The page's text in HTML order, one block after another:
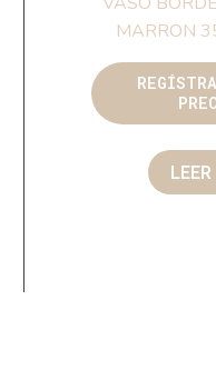
MARRON